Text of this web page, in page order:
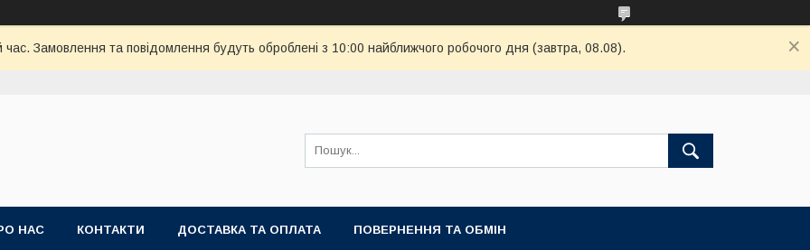
час. Замовлення та повідомлення будуть оброблені з 10:00 найближчого робочого дня (завтра, 08.08).
НАС КОНТАКТИ ДОСТАВКА ТА ОПЛАТА ПОВЕРНЕННЯ ТА ОБМІН